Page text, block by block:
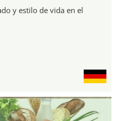
y estilo de vida en el